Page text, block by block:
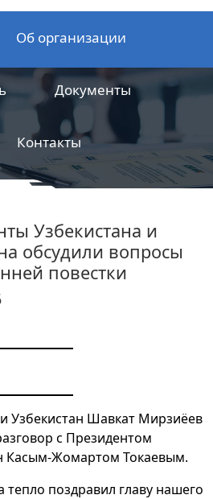
Об организации
Документы
Контакты
продукции
Узбекистана и
обсудили вопросы
повестки
Узбекистан Шавкат Мирзиёев
с Президентом
Касым-Жомартом Токаевым.
тепло поздравил главу нашего